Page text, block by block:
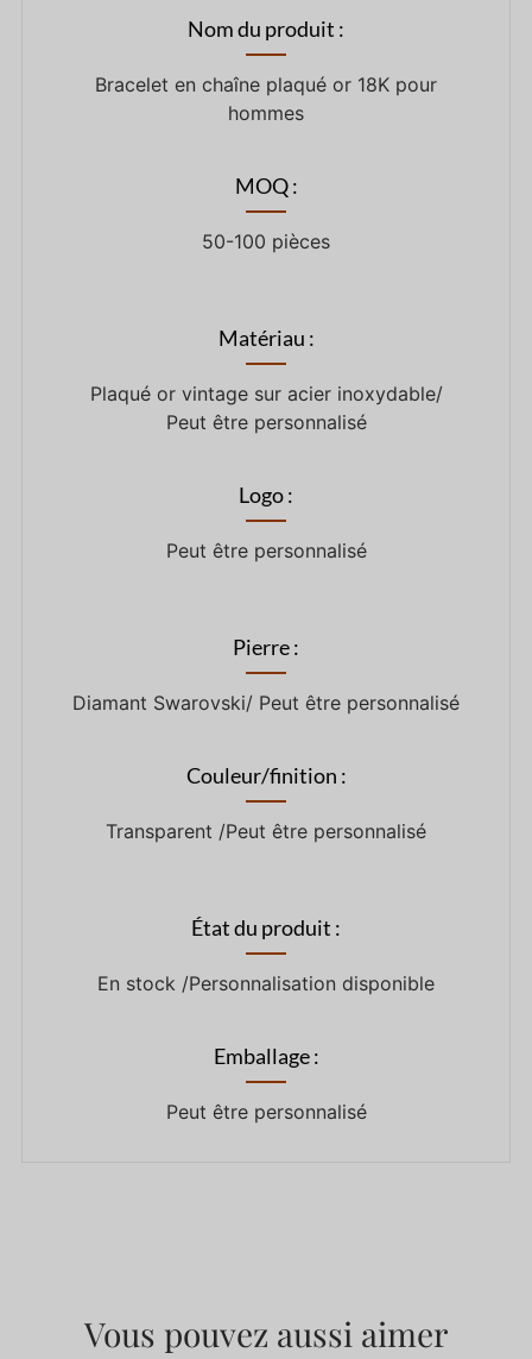
Nom du produit :
Bracelet en chaîne plaqué or 18K pour
hommes
MOQ :
50-100 pièces
Matériau :
Plaqué or vintage sur acier inoxydable/
Peut être personnalisé
Logo :
Peut être personnalisé
Pierre :
Diamant Swarovski/ Peut être personnalisé
Couleur/finition :
Transparent /Peut être personnalisé
État du produit :
En stock /Personnalisation disponible
Emballage :
Peut être personnalisé
Vous pouvez aussi aimer